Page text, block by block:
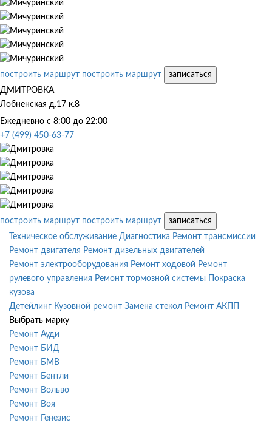
построить маршрут построить маршрут
записаться
ДМИТРОВКА
Лобненская д.17 к.8
Ежедневно с 8:00 до 22:00
+7 (499) 450-63-77
построить маршрут построить маршрут
записаться
Техническое обслуживание Диагностика Ремонт трансмиссии
Ремонт двигателя Ремонт дизельных двигателей
Ремонт электрооборудования Ремонт ходовой Ремонт
рулевого управления Ремонт тормозной системы
Покраска
кузова
Детейлинг Кузовной ремонт Замена стекол Ремонт АКПП
Выбрать марку
Ремонт Ауди
Ремонт БИД
Ремонт БМВ
Ремонт Бентли
Ремонт Вольво
Ремонт Воя
Ремонт Генезис